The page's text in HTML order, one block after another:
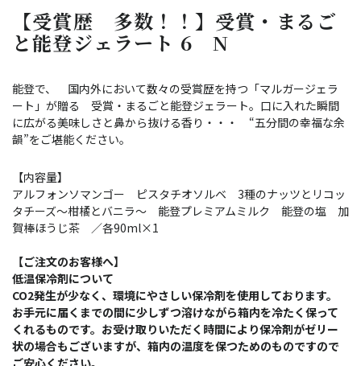
【受賞歴 多数！！】受賞・まるご
と能登ジェラート 6 N
能登で、 国内外において数々の受賞歴を持つ「マルガージェラ
ート」が贈る 受賞・まるごと能登ジェラート。口に入れた瞬間
に広がる美味しさと鼻から抜ける香り・・・ “五分間の幸福な余
韻”をご堪能ください。
【内容量】
アルフォンソマンゴー ピスタチオソルベ 3種のナッツとリコッ
タチーズ～柑橘とバニラ～ 能登プレミアムミルク 能登の塩 加
賀棒ほうじ茶 ／各90ml×1
【ご注文のお客様へ】
低温保冷剤について
CO2発生が少なく、環境にやさしい保冷剤を使用しております。
お手元に届くまでの間に少しずつ溶けながら箱内を冷たく保って
くれるものです。お受け取りいただく時間により保冷剤がゼリー
状の場合もございますが、箱内の温度を保つためのものですので